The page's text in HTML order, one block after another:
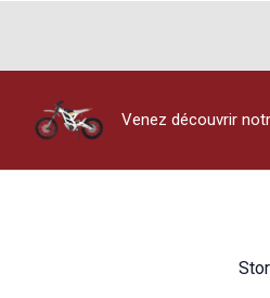
Venez découvrir